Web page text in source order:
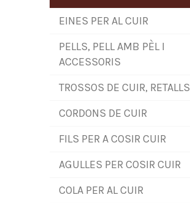
EINES PER AL CUIR
PELLS, PELL AMB PÈL I
ACCESSORIS
TROSSOS DE CUIR, RETALLS
CORDONS DE CUIR
FILS PER A COSIR CUIR
AGULLES PER COSIR CUIR
COLA PER AL CUIR